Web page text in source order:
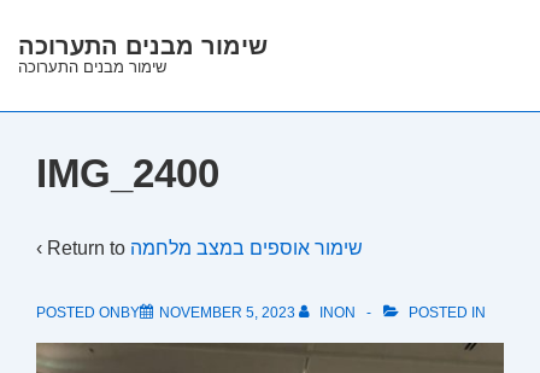
Skip
Main
שימור מבנים התערוכה
שימור מבנים התערוכה
IMG_2400
‹ Return to שימור אוספים במצב מלחמה
POSTED ONBY NOVEMBER 5, 2023 INON POSTED IN